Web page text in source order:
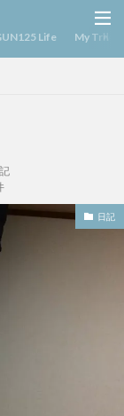
Life My Trivia
日記